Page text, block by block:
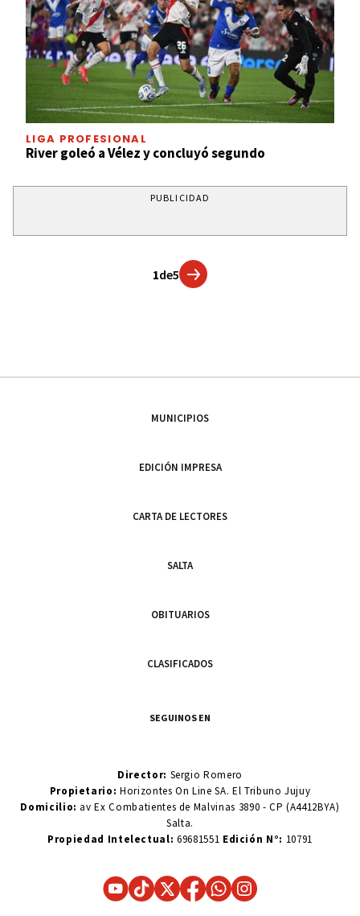
LIGA PROFESIONAL
River goleó a Vélez y concluyó segundo
PUBLICIDAD
1de5
MUNICIPIOS
EDICIÓN IMPRESA
CARTA DE LECTORES
SALTA
OBITUARIOS
CLASIFICADOS
SEGUINOS EN
Director: Sergio Romero
Propietario:Horizontes On Line SA. El Tribuno Jujuy
Domicilio: av Ex Combatientes de Malvinas 3890 - CP (A4412BYA)
Salta.
Propiedad Intelectual: 69681551 Edición N°: 10791